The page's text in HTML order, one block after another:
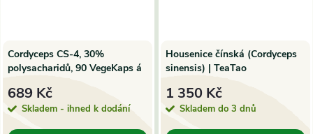
Cordyceps CS-4, 30%
polysacharidů, 90 VegeKaps á
689 Kč
Skladem - ihned k dodání
Housenice čínská (Cordyceps
sinensis) | TeaTao
1 350 Kč
Skladem do 3 dnů